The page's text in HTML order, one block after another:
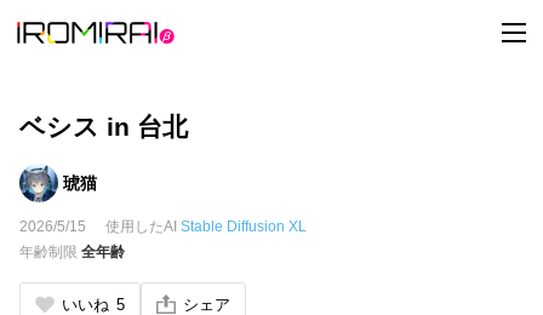
t
o
ベシス in 台北
琥猫
2026/5/15 使用したAI Stable Diffusion XL
年齢制限 全年齢
いいね 5 シェア